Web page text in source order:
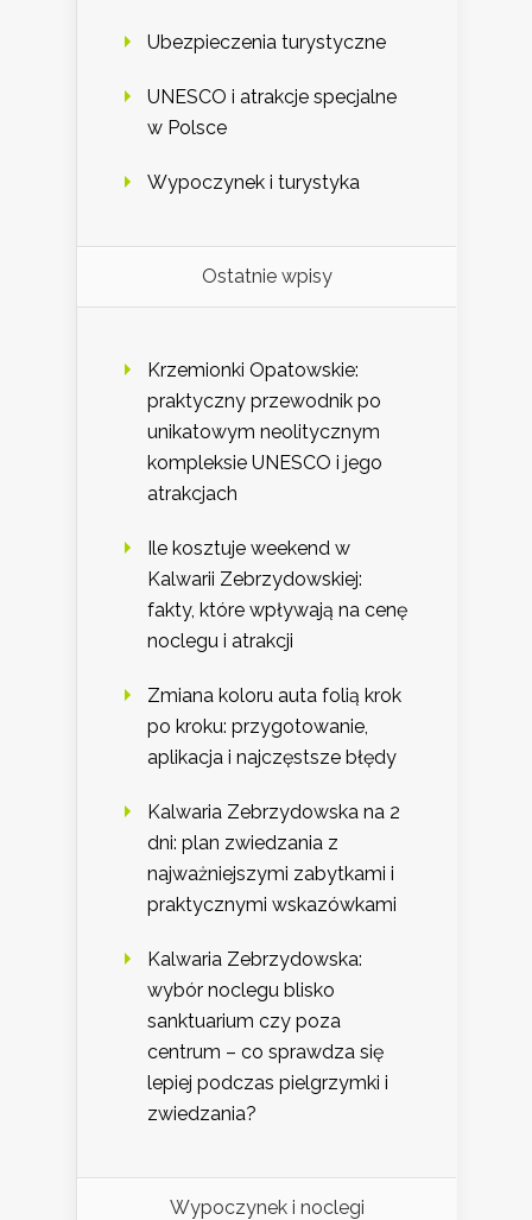
Ubezpieczenia turystyczne
UNESCO i atrakcje specjalne
w Polsce
Wypoczynek i turystyka
Ostatnie wpisy
Krzemionki Opatowskie:
praktyczny przewodnik po
unikatowym neolitycznym
kompleksie UNESCO i jego
atrakcjach
Ile kosztuje weekend w
Kalwarii Zebrzydowskiej:
fakty, które wpływają na cenę
noclegu i atrakcji
Zmiana koloru auta folią krok
po kroku: przygotowanie,
aplikacja i najczęstsze błędy
Kalwaria Zebrzydowska na 2
dni: plan zwiedzania z
najważniejszymi zabytkami i
praktycznymi wskazówkami
Kalwaria Zebrzydowska:
wybór noclegu blisko
sanktuarium czy poza
centrum – co sprawdza się
lepiej podczas pielgrzymki i
zwiedzania?
Wypoczynek i noclegi